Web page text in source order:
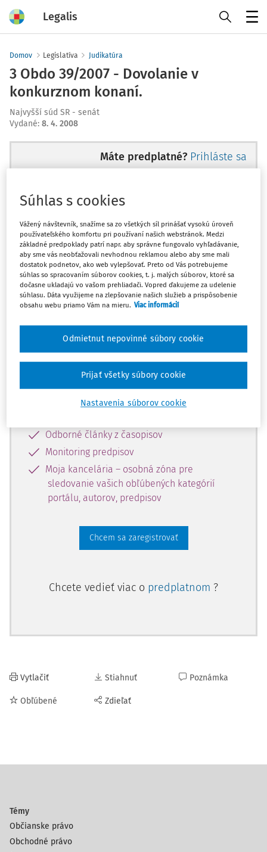
Legalis
Domov Legislatíva Judikatúra
3 Obdo 39/2007 - Dovolanie v
konkurznom konaní.
Najvyšší súd SR - senát
Vydané: 8. 4. 2008
Máte predplatné? Prihláste sa
Ups, zatiaľ ste si prečítali len
začiatok...
Celý odborný obsah z tejto oblasti je
dostupný predplatiteľom portálu.
Odomknite si prístup k odbornému
obsahu a získajte prístup na 10 dní
zdarma, stačí sa len zaregistrovať.
Vďaka registrácii získate prístup aj k
vybranému obsahu:
Odborné články z časopisov
Monitoring predpisov
Moja kancelária – osobná zóna pre
sledovanie vašich obľúbených kategórií
portálu, autorov, predpisov
Chcem sa zaregistrovať
Chcete vedieť viac o predplatnom ?
Vytlačiť
Obľúbené
Stiahnuť
Zdieľať
Poznámka
Témy
Občianske právo
Obchodné právo
Súhlas s cookies
Vážený návštevník, snažíme sa zo všetkých síl prinášať vysokú úroveň
používateľského komfortu pri používaní našich webstránok. Medzi
základné predpoklady patrí napr. aby správne fungovalo vyhľadávanie,
aby sme vás neobťažovali nevhodnou reklamou alebo aby sme mali
dostatok podnetov, ako web vylepšovať. Preto od Vás potrebujeme
súhlas so spracovaním súborov cookies, t. j. malých súborov, ktoré sa
dočasne ukladajú vo vašom prehliadači. Vopred ďakujeme za udelenie
súhlasu. Dáta využijeme na zlepšovanie našich služieb a prispôsobenie
obsahu webu priamo Vám na mieru. Viac informácií
Nastavenia súborov cookie
Odmietnut nepovinné súbory cookie
Prijať všetky súbory cookie